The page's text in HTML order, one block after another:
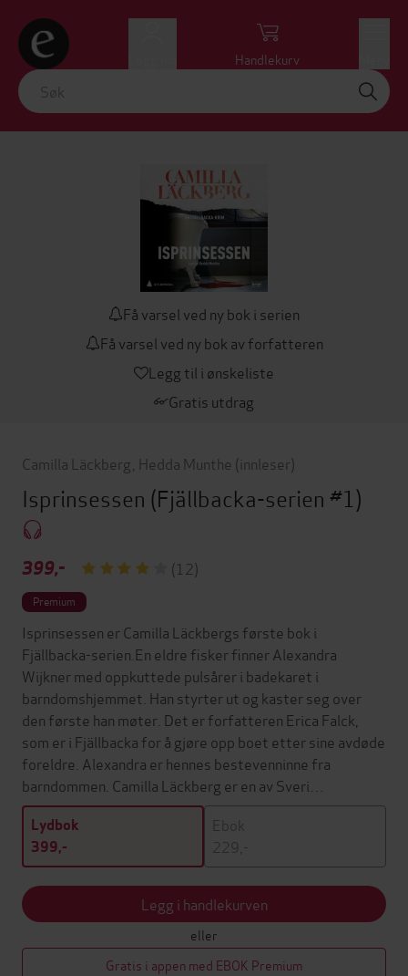
Handlekurv
Få varsel ved ny bok i serien
Få varsel ved ny bok av forfatteren
Legg til i ønskeliste
Gratis utdrag
Camilla Läckberg Hedda Munthe (innleser)
Isprinsessen (Fjällbacka-serien #1)
399,- (12)
Premium
Isprinsessen er Camilla Läckbergs første bok i
Fjällbacka-serien.En eldre fisker finner Alexandra
Wijkner med oppkuttede pulsårer i badekaret i
barndomshjemmet. Han styrter ut og kaster seg over
den første han møter. Det er forfatteren Erica Falck,
som er i Fjällbacka for å gjøre opp boet etter sine avdøde
foreldre. Alexandra er hennes bestevenninne fra
barndommen. Camilla Läckberg er en av Sveri…
Lydbok
399,-
Ebok
229,-
Legg i handlekurven
eller
Gratis i appen med EBOK Premium